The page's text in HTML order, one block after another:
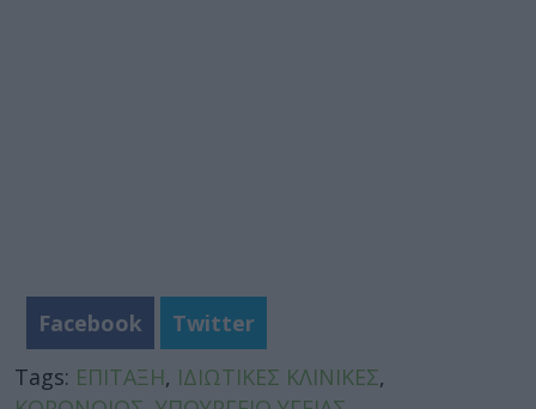
Facebook
Twitter
Tags: ΕΠΙΤΑΞΗ, ΙΔΙΩΤΙΚΕΣ ΚΛΙΝΙΚΕΣ,